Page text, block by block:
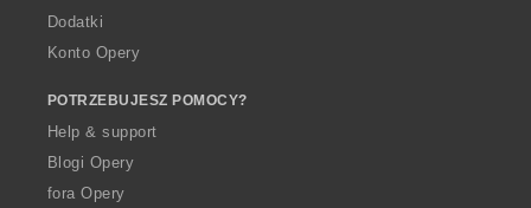
Dodatki
Konto Opery
POTRZEBUJESZ POMOCY?
Help & support
Blogi Opery
fora Opery